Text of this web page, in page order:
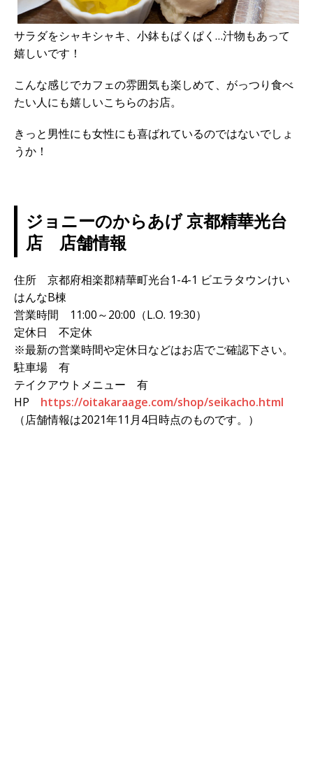
サラダをシャキシャキ、小鉢もぱくぱく…汁物もあって
嬉しいです！
こんな感じでカフェの雰囲気も楽しめて、がっつり食べ
たい人にも嬉しいこちらのお店。
きっと男性にも女性にも喜ばれているのではないでしょ
うか！
ジョニーのからあげ 京都精華光台
店 店舗情報
住所 京都府相楽郡精華町光台1-4-1 ビエラタウンけい
はんなB棟
営業時間 11:00～20:00（L.O. 19:30）
定休日 不定休
※最新の営業時間や定休日などはお店でご確認下さい。
駐車場 有
テイクアウトメニュー 有
HP https://oitakaraage.com/shop/seikacho.html
（店舗情報は2021年11月4日時点のものです。）